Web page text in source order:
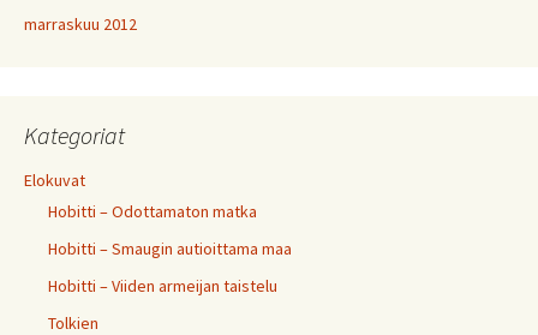
marraskuu 2012
Kategoriat
Elokuvat
Hobitti – Odottamaton matka
Hobitti – Smaugin autioittama maa
Hobitti – Viiden armeijan taistelu
Tolkien